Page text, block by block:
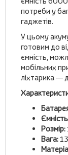
потреби у
гаджетів.
У цьому
готовим до
ємність,
мобільних
ліхтарика —
Розмір:
Вага: